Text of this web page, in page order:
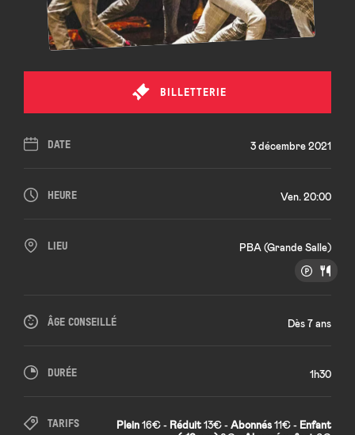
DATE 3 décembre 2021
HEURE Ven. 20:00
LIEU PBA (Grande Salle)
ÂGE CONSEILLÉ Dès 7 ans
DURÉE 1h30
TARIFS Plein16€ - Réduit13€ -Abonnés11€ - Enfant
BILLETTERIE